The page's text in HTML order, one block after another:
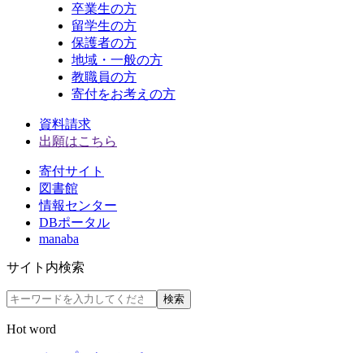
卒業生の方
留学生の方
保護者の方
地域・一般の方
教職員の方
寄付をお考えの方
資料請求
出願はこちら
寄付サイト
図書館
情報センター
DBポータル
manaba
サイト内検索
検索
Hot word